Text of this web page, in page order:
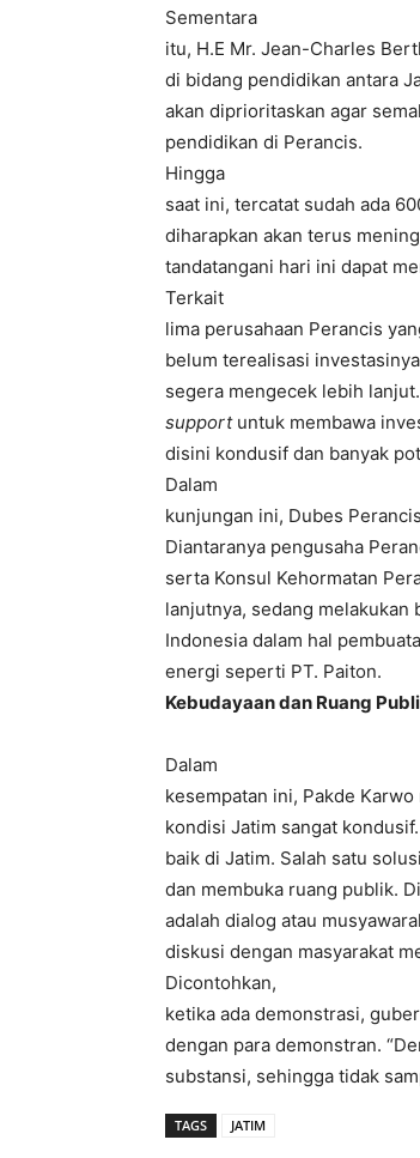
Sementara
itu, H.E Mr. Jean-Charles
di bidang pendidikan antara
akan diprioritaskan agar
pendidikan di Perancis.
Hingga
saat ini, tercatat sudah ada
diharapkan akan terus
tandatangani hari ini dapat
Terkait
lima perusahaan Perancis
belum terealisasi
segera mengecek lebih lanjut.
support untuk membawa
disini kondusif dan banyak
Dalam
kunjungan ini, Dubes
Diantaranya pengusaha
serta Konsul Kehormatan
lanjutnya, sedang melakukan
Indonesia dalam hal
energi seperti PT. Paiton.
Kebudayaan dan Ruang
Dalam
kesempatan ini, Pakde
kondisi Jatim sangat
baik di Jatim. Salah satu
dan membuka ruang publik.
adalah dialog atau
diskusi dengan masyarakat
Dicontohkan,
ketika ada demonstrasi,
dengan para demonstran.
substansi, sehingga tidak
TAGS JATIM